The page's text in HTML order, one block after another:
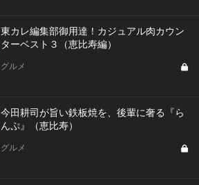
東カレ編集部御用達！カジュアル肉カウン
ターベスト３（恵比寿編）
グルメ
今田耕司が旨い鉄板焼を、後輩に奢る『ら
んぷ』（恵比寿）
グルメ